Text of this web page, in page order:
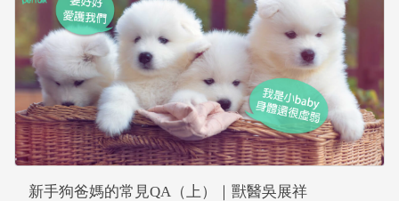
新手狗爸媽的常見QA（上）｜獸醫吳展祥